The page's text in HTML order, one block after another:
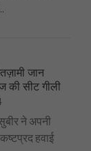
जान
की सीट गीली
ने अपनी
हवाई